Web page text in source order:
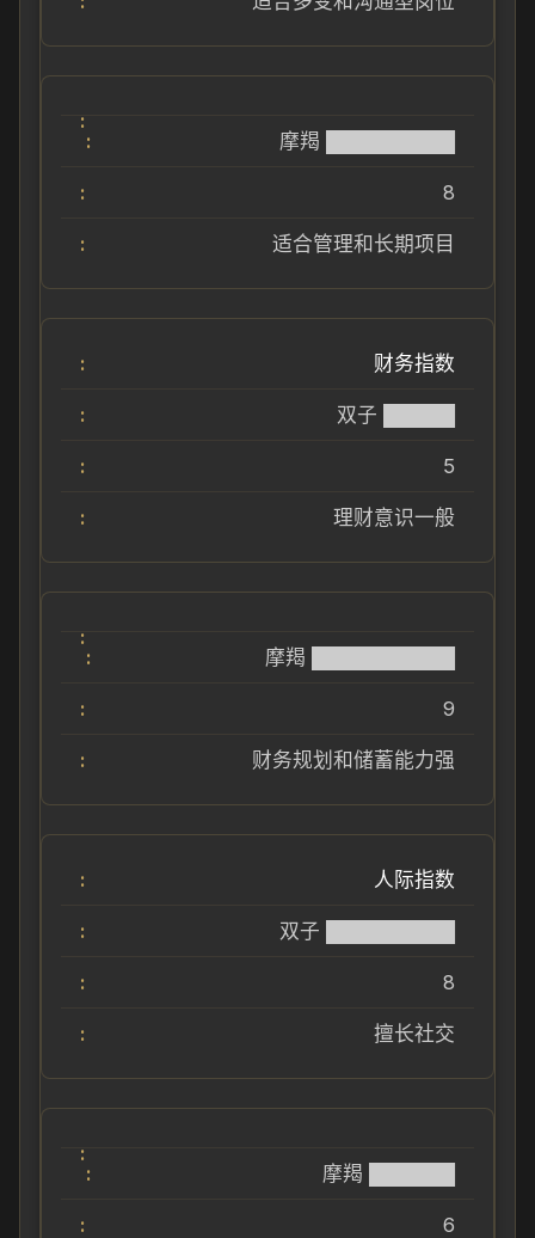
摩羯 █████████
8
适合管理和长期项目
财务指数
双子 █████
5
理财意识一般
摩羯 ██████████
9
财务规划和储蓄能力强
人际指数
双子 █████████
8
擅长社交
摩羯 ██████
6